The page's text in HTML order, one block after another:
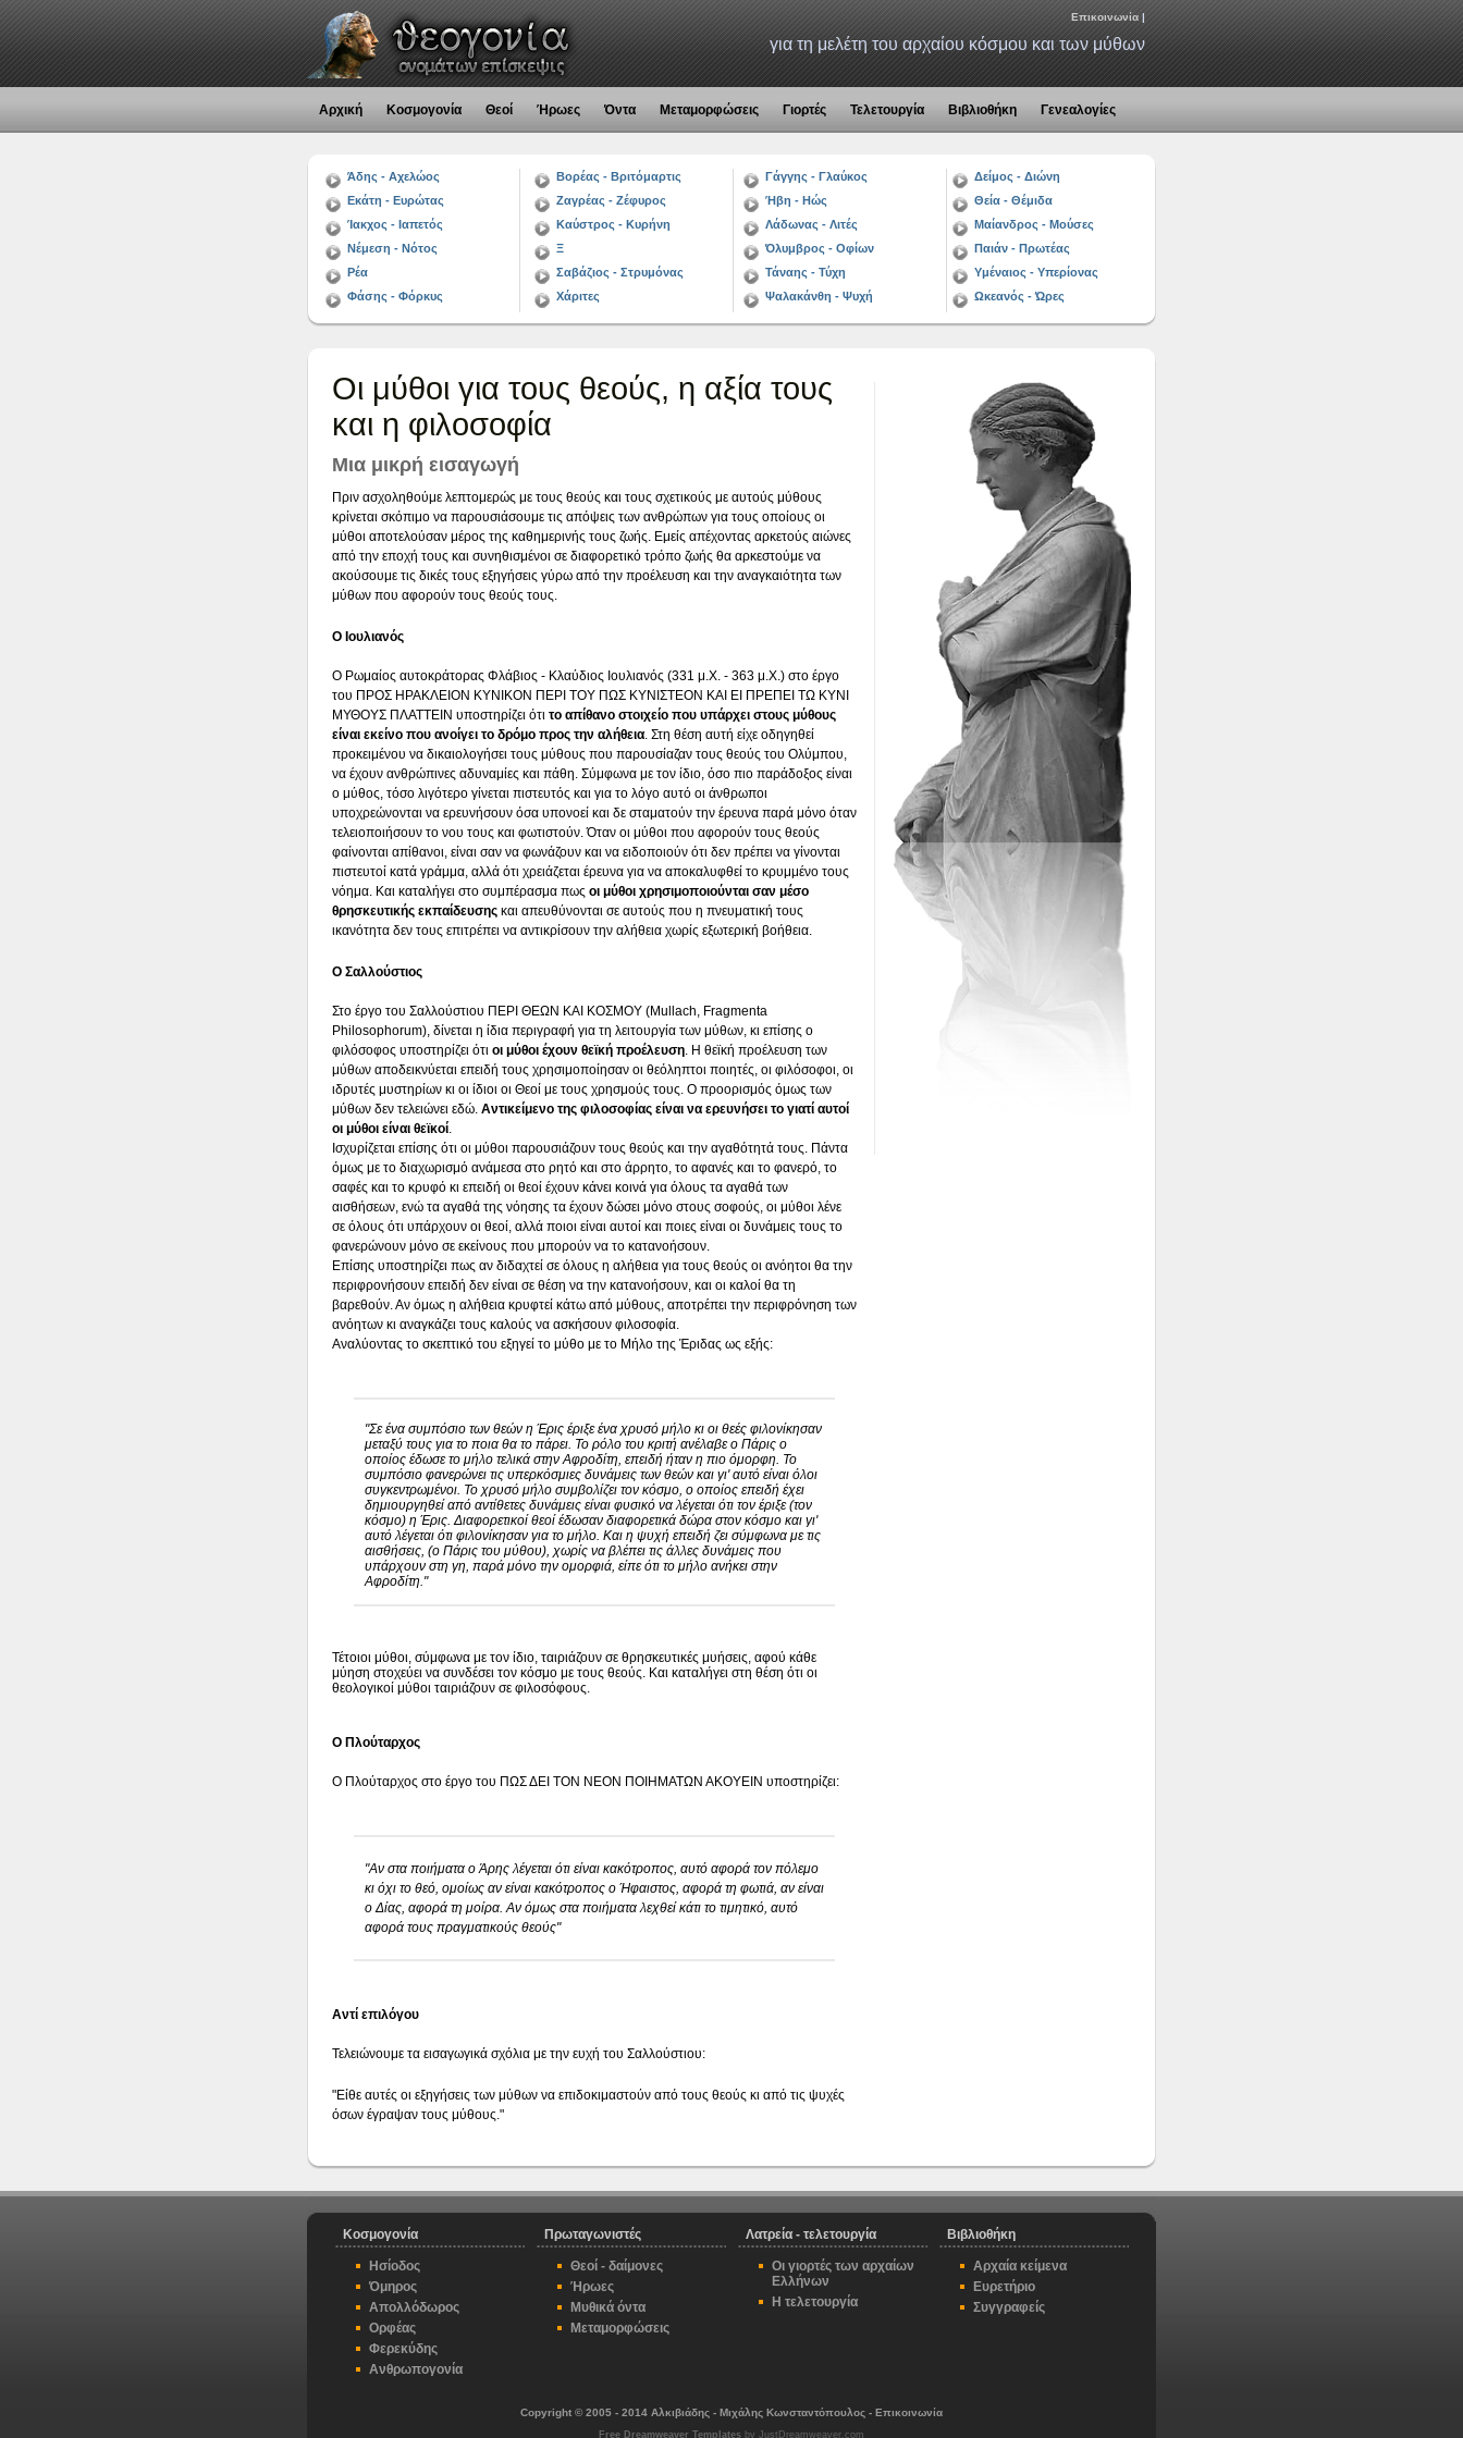
Επικοινωνία |
για τη μελέτη του αρχαίου κόσμου και των μύθων
Αρχική Κοσμογονία Θεοί Ήρωες Όντα Μεταμορφώσεις Γιορτές Τελετουργία Βιβλιοθήκη Γενεαλογίες
Άδης - Αχελώος
Εκάτη - Ευρώτας
Ίακχος - Ιαπετός
Νέμεση - Νότος
Ρέα
Φάσης - Φόρκυς
Βορέας - Βριτόμαρτις
Ζαγρέας - Ζέφυρος
Καύστρος - Κυρήνη
Ξ
Σαβάζιος - Στρυμόνας
Χάριτες
Γάγγης - Γλαύκος
Ήβη - Ηώς
Λάδωνας - Λιτές
Όλυμβρος - Οφίων
Τάναης - Τύχη
Ψαλακάνθη - Ψυχή
Δείμος - Διώνη
Θεία - Θέμιδα
Μαίανδρος - Μούσες
Παιάν - Πρωτέας
Υμέναιος - Υπερίονας
Ωκεανός - Ώρες
Οι μύθοι για τους θεούς, η αξία τους
και η φιλοσοφία
Μια μικρή εισαγωγή
Πριν ασχοληθούμε λεπτομερώς με τους θεούς και τους σχετικούς με αυτούς μύθους
κρίνεται σκόπιμο να παρουσιάσουμε τις απόψεις των ανθρώπων για τους οποίους οι
μύθοι αποτελούσαν μέρος της καθημερινής τους ζωής. Εμείς απέχοντας αρκετούς αιώνες
από την εποχή τους και συνηθισμένοι σε διαφορετικό τρόπο ζωής θα αρκεστούμε να
ακούσουμε τις δικές τους εξηγήσεις γύρω από την προέλευση και την αναγκαιότητα των
μύθων που αφορούν τους θεούς τους.
Ο Ιουλιανός
Ο Ρωμαίος αυτοκράτορας Φλάβιος - Κλαύδιος Ιουλιανός (331 μ.Χ. - 363 μ.Χ.) στο έργο
του ΠΡΟΣ ΗΡΑΚΛΕΙΟΝ ΚΥΝΙΚΟΝ ΠΕΡΙ ΤΟΥ ΠΩΣ ΚΥΝΙΣΤΕΟΝ ΚΑΙ ΕΙ ΠΡΕΠΕΙ ΤΩ ΚΥΝΙ
ΜΥΘΟΥΣ ΠΛΑΤΤΕΙΝ υποστηρίζει ότι το απίθανο στοιχείο που υπάρχει στους μύθους
είναι εκείνο που ανοίγει το δρόμο προς την αλήθεια. Στη θέση αυτή είχε οδηγηθεί
προκειμένου να δικαιολογήσει τους μύθους που παρουσίαζαν τους θεούς του Ολύμπου,
να έχουν ανθρώπινες αδυναμίες και πάθη. Σύμφωνα με τον ίδιο, όσο πιο παράδοξος είναι
ο μύθος, τόσο λιγότερο γίνεται πιστευτός και για το λόγο αυτό οι άνθρωποι
υποχρεώνονται να ερευνήσουν όσα υπονοεί και δε σταματούν την έρευνα παρά μόνο όταν
τελειοποιήσουν το νου τους και φωτιστούν. Όταν οι μύθοι που αφορούν τους θεούς
φαίνονται απίθανοι, είναι σαν να φωνάζουν και να ειδοποιούν ότι δεν πρέπει να γίνονται
πιστευτοί κατά γράμμα, αλλά ότι χρειάζεται έρευνα για να αποκαλυφθεί το κρυμμένο τους
νόημα. Και καταλήγει στο συμπέρασμα πως οι μύθοι χρησιμοποιούνται σαν μέσο
θρησκευτικής εκπαίδευσης και απευθύνονται σε αυτούς που η πνευματική τους
ικανότητα δεν τους επιτρέπει να αντικρίσουν την αλήθεια χωρίς εξωτερική βοήθεια.
Ο Σαλλούστιος
Στο έργο του Σαλλούστιου ΠΕΡΙ ΘΕΩΝ ΚΑΙ ΚΟΣΜΟΥ (Mullach, Fragmenta
Philosophorum), δίνεται η ίδια περιγραφή για τη λειτουργία των μύθων, κι επίσης ο
φιλόσοφος υποστηρίζει ότι οι μύθοι έχουν θεϊκή προέλευση. Η θεϊκή προέλευση των
μύθων αποδεικνύεται επειδή τους χρησιμοποίησαν οι θεόληπτοι ποιητές, οι φιλόσοφοι, οι
ιδρυτές μυστηρίων κι οι ίδιοι οι Θεοί με τους χρησμούς τους. Ο προορισμός όμως των
μύθων δεν τελειώνει εδώ. Αντικείμενο της φιλοσοφίας είναι να ερευνήσει το γιατί αυτοί
οι μύθοι είναι θεϊκοί.
Ισχυρίζεται επίσης ότι οι μύθοι παρουσιάζουν τους θεούς και την αγαθότητά τους. Πάντα
όμως με το διαχωρισμό ανάμεσα στο ρητό και στο άρρητο, το αφανές και το φανερό, το
σαφές και το κρυφό κι επειδή οι θεοί έχουν κάνει κοινά για όλους τα αγαθά των
αισθήσεων, ενώ τα αγαθά της νόησης τα έχουν δώσει μόνο στους σοφούς, οι μύθοι λένε
σε όλους ότι υπάρχουν οι θεοί, αλλά ποιοι είναι αυτοί και ποιες είναι οι δυνάμεις τους το
φανερώνουν μόνο σε εκείνους που μπορούν να το κατανοήσουν.
Επίσης υποστηρίζει πως αν διδαχτεί σε όλους η αλήθεια για τους θεούς οι ανόητοι θα την
περιφρονήσουν επειδή δεν είναι σε θέση να την κατανοήσουν, και οι καλοί θα τη
βαρεθούν. Αν όμως η αλήθεια κρυφτεί κάτω από μύθους, αποτρέπει την περιφρόνηση των
ανόητων κι αναγκάζει τους καλούς να ασκήσουν φιλοσοφία.
Αναλύοντας το σκεπτικό του εξηγεί το μύθο με το Μήλο της Έριδας ως εξής:
"Σε ένα συμπόσιο των θεών η Έρις έριξε ένα χρυσό μήλο κι οι θεές φιλονίκησαν
μεταξύ τους για το ποια θα το πάρει. Το ρόλο του κριτή ανέλαβε ο Πάρις ο
οποίος έδωσε το μήλο τελικά στην Αφροδίτη, επειδή ήταν η πιο όμορφη. Το
συμπόσιο φανερώνει τις υπερκόσμιες δυνάμεις των θεών και γι' αυτό είναι όλοι
συγκεντρωμένοι. Το χρυσό μήλο συμβολίζει τον κόσμο, ο οποίος επειδή έχει
δημιουργηθεί από αντίθετες δυνάμεις είναι φυσικό να λέγεται ότι τον έριξε (τον
κόσμο) η Έρις. Διαφορετικοί θεοί έδωσαν διαφορετικά δώρα στον κόσμο και γι'
αυτό λέγεται ότι φιλονίκησαν για το μήλο. Και η ψυχή επειδή ζει σύμφωνα με τις
αισθήσεις, (ο Πάρις του μύθου), χωρίς να βλέπει τις άλλες δυνάμεις που
υπάρχουν στη γη, παρά μόνο την ομορφιά, είπε ότι το μήλο ανήκει στην
Αφροδίτη."
Τέτοιοι μύθοι, σύμφωνα με τον ίδιο, ταιριάζουν σε θρησκευτικές μυήσεις, αφού κάθε
μύηση στοχεύει να συνδέσει τον κόσμο με τους θεούς. Και καταλήγει στη θέση ότι οι
θεολογικοί μύθοι ταιριάζουν σε φιλοσόφους.
Ο Πλούταρχος
Ο Πλούταρχος στο έργο του ΠΩΣ ΔΕΙ ΤΟΝ ΝΕΟΝ ΠΟΙΗΜΑΤΩΝ ΑΚΟΥΕΙΝ υποστηρίζει:
"Αν στα ποιήματα ο Άρης λέγεται ότι είναι κακότροπος, αυτό αφορά τον πόλεμο
κι όχι το θεό, ομοίως αν είναι κακότροπος ο Ήφαιστος, αφορά τη φωτιά, αν είναι
ο Δίας, αφορά τη μοίρα. Αν όμως στα ποιήματα λεχθεί κάτι το τιμητικό, αυτό
αφορά τους πραγματικούς θεούς"
Αντί επιλόγου
Τελειώνουμε τα εισαγωγικά σχόλια με την ευχή του Σαλλούστιου:
"Είθε αυτές οι εξηγήσεις των μύθων να επιδοκιμαστούν από τους θεούς κι από τις ψυχές
όσων έγραψαν τους μύθους."
Κοσμογονία
Ησίοδος
Όμηρος
Απολλόδωρος
Ορφέας
Φερεκύδης
Ανθρωπογονία
Πρωταγωνιστές
Θεοί - δαίμονες
Ήρωες
Μυθικά όντα
Μεταμορφώσεις
Λατρεία - τελετουργία
Οι γιορτές των αρχαίων
Ελλήνων
Η τελετουργία
Βιβλιοθήκη
Αρχαία κείμενα
Ευρετήριο
Συγγραφείς
Copyright © 2005 - 2014 Αλκιβιάδης - Μιχάλης Κωνσταντόπουλος - Επικοινωνία
Free Dreamweaver Templates by JustDreamweaver.com